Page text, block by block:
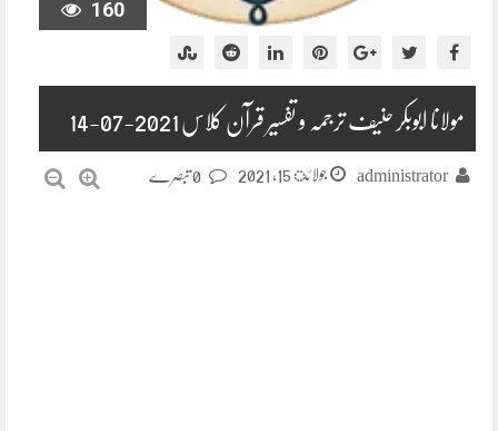
160
مولانا ابوبکر حنیف ترجمہ و تفسیر قرآن کلاس 2021-07-14
administrator جولائ 15, 2021